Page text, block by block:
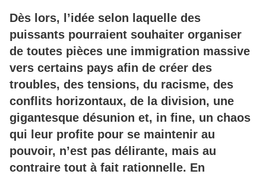
Dès lors, l’idée selon laquelle des
puissants pourraient souhaiter organiser
de toutes pièces une immigration massive
vers certains pays afin de créer des
troubles, des tensions, du racisme, des
conflits horizontaux, de la division, une
gigantesque désunion et, in fine, un chaos
qui leur profite pour se maintenir au
pouvoir, n’est pas délirante, mais au
contraire tout à fait rationnelle. En